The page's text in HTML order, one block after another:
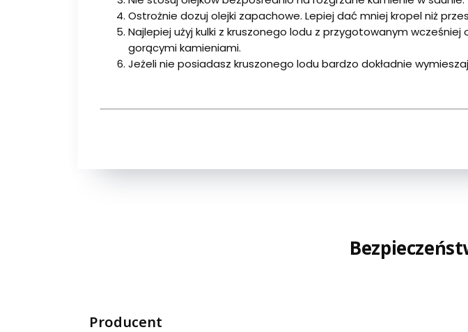
Ostrożnie dozuj olejki zapachowe. Lepiej dać mniej kropel niż
Najlepiej użyj kulki z kruszonego lodu z przygotowanym
gorącymi kamieniami.
Jeżeli nie posiadasz kruszonego lodu bardzo dokładnie
Producent